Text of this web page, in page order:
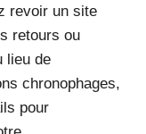
revoir un site
retours ou
lieu de
chronophages,
pour